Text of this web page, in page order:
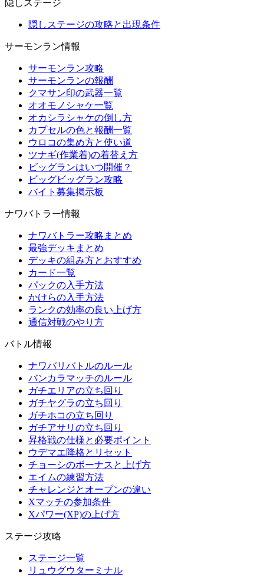
隠しステージ
隠しステージの攻略と出現条件
サーモンラン情報
サーモンラン攻略
サーモンランの報酬
クマサン印の武器一覧
オオモノシャケ一覧
オカシラシャケの倒し方
カプセルの色と報酬一覧
ウロコの集め方と使い道
ツナギ(作業着)の着替え方
ビッグランはいつ開催？
ビッグビッグラン攻略
バイト募集掲示板
ナワバトラー情報
ナワバトラー攻略まとめ
最強デッキまとめ
デッキの組み方とおすすめ
カード一覧
パックの入手方法
かけらの入手方法
ランクの効率の良い上げ方
通信対戦のやり方
バトル情報
ナワバリバトルのルール
バンカラマッチのルール
ガチエリアの立ち回り
ガチヤグラの立ち回り
ガチホコの立ち回り
ガチアサリの立ち回り
昇格戦の仕様と必要ポイント
ウデマエ降格とリセット
チョーシのボーナスと上げ方
エイムの練習方法
チャレンジとオープンの違い
Xマッチの参加条件
Xパワー(XP)の上げ方
ステージ攻略
ステージ一覧
リュウグウターミナル